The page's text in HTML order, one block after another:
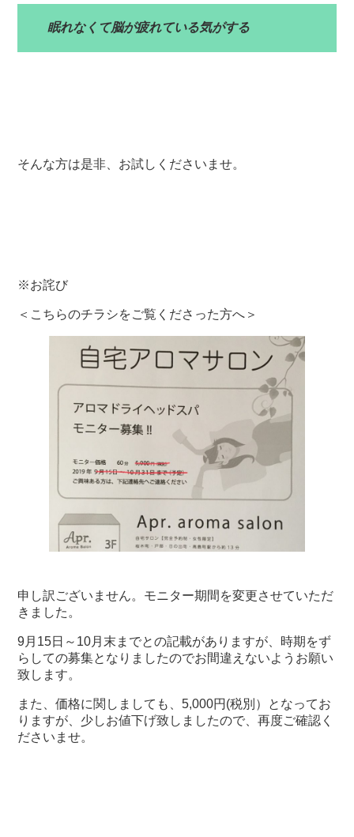
眠れなくて脳が疲れている気がする
そんな方は是非、お試しくださいませ。
※お詫び
＜こちらのチラシをご覧くださった方へ＞
申し訳ございません。モニター期間を変更させていただ
きました。
9月15日～10月末までとの記載がありますが、時期をず
らしての募集となりましたのでお間違えないようお願い
致します。
また、価格に関しましても、5,000円(税別）となってお
りますが、少しお値下げ致しましたので、再度ご確認く
ださいませ。